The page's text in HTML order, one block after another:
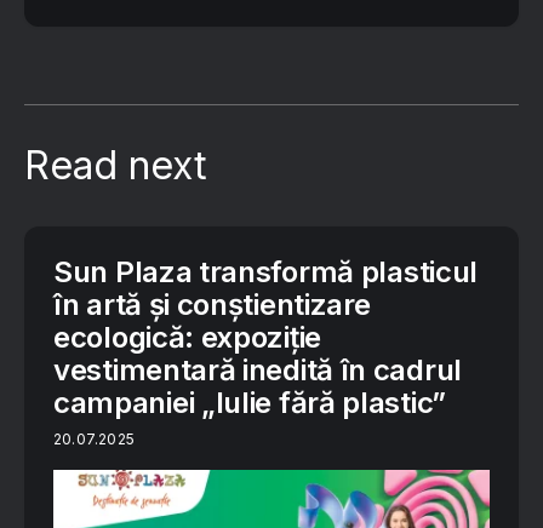
Read next
Sun Plaza transformă plasticul
în artă și conștientizare
ecologică: expoziție
vestimentară inedită în cadrul
campaniei „Iulie fără plastic”
20.07.2025